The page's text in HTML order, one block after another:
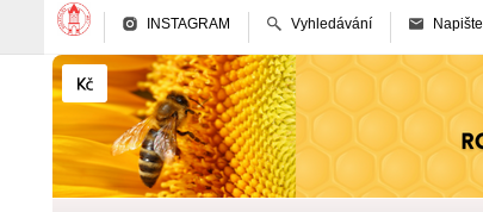
INSTAGRAM Vyhledávání